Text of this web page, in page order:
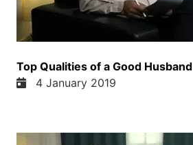
Top Qualities of a Good Husband
4 January 2019